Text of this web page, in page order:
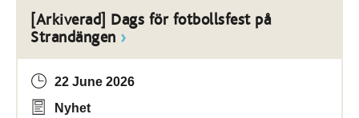
[Arkiverad] Dags för fotbollsfest på
Strandängen
22 June 2026
Nyhet